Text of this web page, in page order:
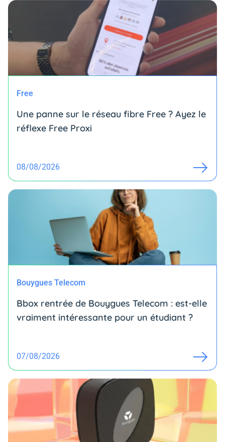
Free
Une panne sur le réseau fibre Free ? Ayez le
réflexe Free Proxi
08/08/2026
Bouygues Telecom
Bbox rentrée de Bouygues Telecom : est-elle
vraiment intéressante pour un étudiant ?
07/08/2026